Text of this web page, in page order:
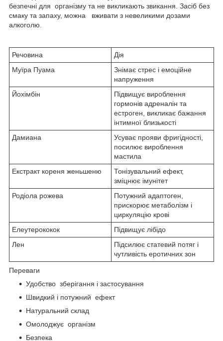
безпечні для організму та не викликають звикання. Засіб без
смаку та запаху, можна вживати з невеликими дозами
алкоголю.
Речовина
Дія
Муїра Пуама
Знімає стрес і емоційне
напруження
Йохімбін
Підвищує вироблення
гормонів адреналін та
естроген, викликає бажання
інтимної близькості
Дамиана
Усуває прояви фригідності,
посилює вироблення
мастила
Екстракт кореня женьшеню
Тонізувальний ефект,
зміцнює імунітет
Родіола рожева
Потужний адаптоген,
прискорює метаболізм і
циркуляцію крові
Елеутерококок
Підвищує лібідо
Лен
Підсилює статевий потяг і
чутливість еротичних зон
Переваги
Удобство зберігання і застосування
Швидкий і потужний ефект
Натуральний склад
Омолоджує організм
Безпека